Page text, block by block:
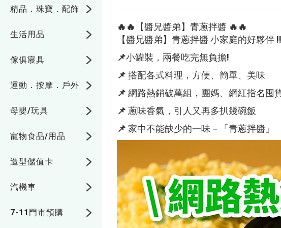
精品．珠寶．配飾
生活用品
傢俱寢具
運動．按摩．戶外
母嬰/玩具
寵物食品/用品
造型儲值卡
汽機車
7-11門市預購
🔥🔥【醬兄醬弟】青蔥拌醬 🔥🔥
【醬兄醬弟】青蔥拌醬 小家庭的好夥伴
📌小罐裝，兩餐吃完無負擔!
📌 搭配各式料理，方便、簡單、美味
📌 網路熱銷破萬組，團媽、網紅指名囤
📌 蔥味香氣，引人又再多扒幾碗飯
📌 家中不能缺少的一味－「青蔥拌醬」